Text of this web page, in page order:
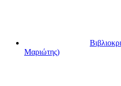
Μαριώτης)